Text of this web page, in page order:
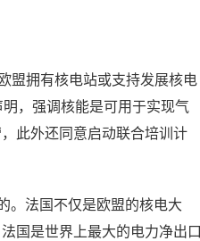
盟拥有核电站或支持发展核电
，强调核能是可用于实现气
此外还同意启动联合培训计
。法国不仅是欧盟的核电大
国是世界上最大的电力净出口